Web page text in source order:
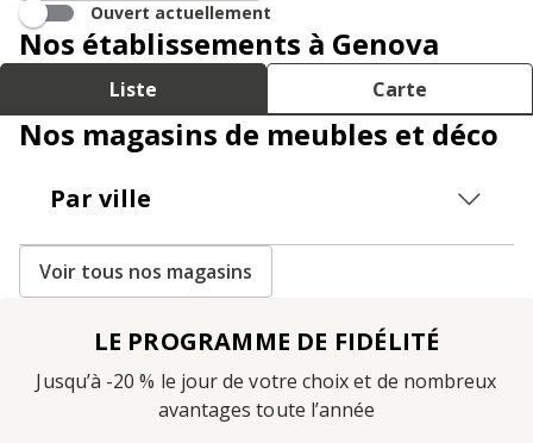
Ouvert actuellement
Nos établissements à Genova
Liste Carte
Nos magasins de meubles et déco
Par ville
Voir tous nos magasins
LE PROGRAMME DE FIDÉLITÉ
Jusqu’à -20 % le jour de votre choix et de nombreux
avantages toute l’année